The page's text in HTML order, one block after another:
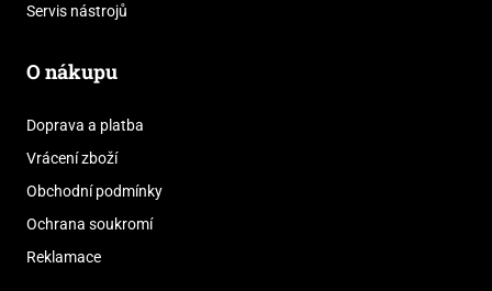
Servis nástrojů
O nákupu
Doprava a platba
Vrácení zboží
Obchodní podmínky
Ochrana soukromí
Reklamace